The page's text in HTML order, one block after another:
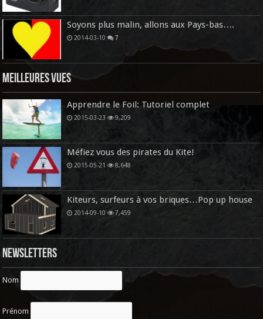
Soyons plus malin, allons aux Pays-bas….
2014-03-10 7
Meilleures vues
Apprendre le Foil: Tutoriel complet
2015-03-23 9,209
Méfiez vous des pirates du Kite!
2015-05-21 8,648
Kiteurs, surfeurs à vos briques…Pop up house
2014-09-10 7,459
Newsletters
Nom
Prénom